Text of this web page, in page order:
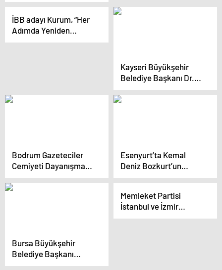
İBB adayı Kurum, “Her
Adımda Yeniden
İstanbul” programının
Kayseri Büyükşehir
Belediye Başkanı Dr.
Memduh Büyükkılıç,
Avşarlar Buluşması’na
Bodrum Gazeteciler
Cemiyeti Dayanışma
Gecesi’nde Zeki Müren
Unutulmadı
Esenyurt’ta Kemal
Deniz Bozkurt’un
tekrar aday
tartışması
Bursa Büyükşehir
Belediye Başkanı
Alinur Aktaş:
Memleket Partisi
İstanbul ve İzmir
Büyükşehir Belediye